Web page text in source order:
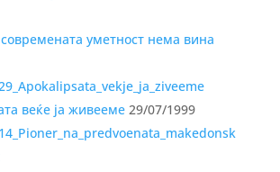
уметност нема вина
веќе ја живееме29/07/1999